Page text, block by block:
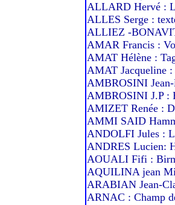
ALLARD Hervé :
ALLES Serge :
ALLIEZ -
AMAR Francis :
AMAT Hélène :
AMAT Jacqueline
AMBROSINI
AMBROSINI J.P :
AMIZET Renée :
AMMI SAID
ANDOLFI Jules :
ANDRES Lucien:
AOUALI Fifi :
AQUILINA jean
ARABIAN Jean-
ARNAC : Champ